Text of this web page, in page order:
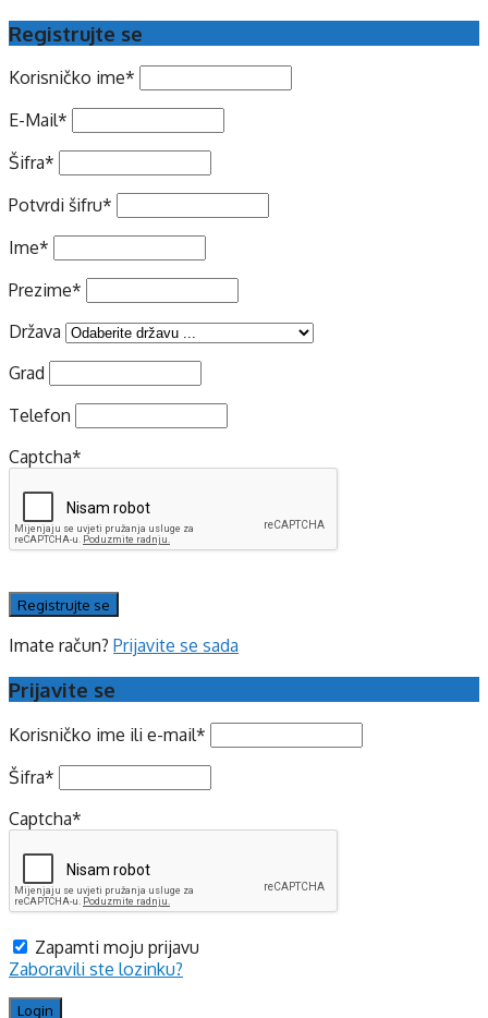
Registrujte se
Korisničko ime*
E-Mail*
Šifra*
Potvrdi šifru*
Ime*
Prezime*
Država
Grad
Telefon
Captcha*
Imate račun? Prijavite se sada
Prijavite se
Korisničko ime ili e-mail*
Šifra*
Captcha*
Zapamti moju prijavu
Zaboravili ste lozinku?